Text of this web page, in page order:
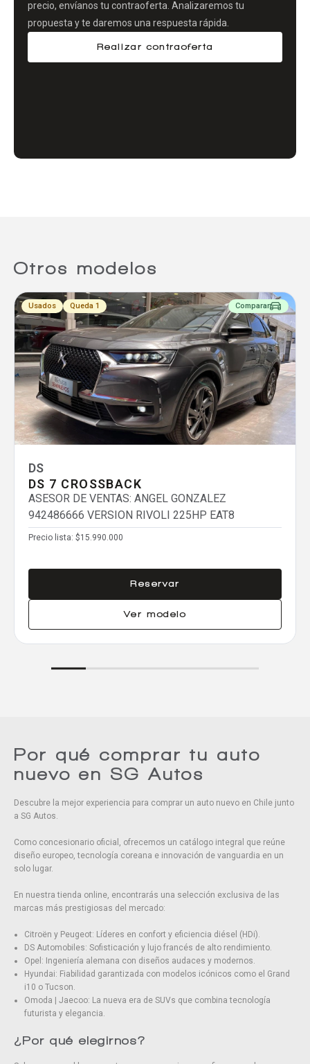
precio, envíanos tu contraoferta. Analizaremos tu
propuesta y te daremos una respuesta rápida.
Realizar contraoferta
Otros modelos
Usados Queda 1 Comparar
DS
DS 7 CROSSBACK
ASESOR DE VENTAS: ANGEL GONZALEZ
942486666 VERSION RIVOLI 225HP EAT8
Precio lista: $15.990.000
Reservar
Ver modelo
Agregar un vehículo
Agregar un vehículo
Comparar
Eliminar todos
Por qué comprar tu auto
nuevo en SG Autos
Descubre la mejor experiencia para comprar un auto nuevo en Chile junto
a SG Autos.
Como concesionario oficial, ofrecemos un catálogo integral que reúne
diseño europeo, tecnología coreana e innovación de vanguardia en un
solo lugar.
En nuestra tienda online, encontrarás una selección exclusiva de las
marcas más prestigiosas del mercado:
Citroën y Peugeot: Líderes en confort y eficiencia diésel (HDi).
DS Automobiles: Sofisticación y lujo francés de alto rendimiento.
Opel: Ingeniería alemana con diseños audaces y modernos.
Hyundai: Fiabilidad garantizada con modelos icónicos como el Grand
i10 o Tucson.
Omoda | Jaecoo: La nueva era de SUVs que combina tecnología
futurista y elegancia.
¿Por qué elegirnos?